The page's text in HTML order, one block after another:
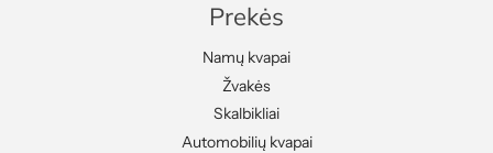
Prekės
Namų kvapai
Žvakės
Skalbikliai
Automobilių kvapai